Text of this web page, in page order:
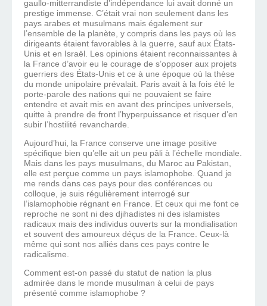
gaullo-mitterrandiste d’indépendance lui avait donné un
prestige immense. C’était vrai non seulement dans les
pays arabes et musulmans mais également sur
l’ensemble de la planète, y compris dans les pays où les
dirigeants étaient favorables à la guerre, sauf aux États-
Unis et en Israël­. Les opinions étaient reconnaissantes à
la France d’avoir eu le courage de s’opposer aux projets
guerriers des États-Unis et ce à une époque où la thèse
du monde unipolaire prévalait. Paris avait à la fois été le
porte-parole des nations qui ne pouvaient se faire
entendre et avait mis en avant des principes universels,
quitte à prendre de front l’hyperpuissance et risquer d’en
subir l’hostilité revancharde.
Aujourd’hui, la France conserve une image positive
spécifique bien qu’elle ait un peu pâli à l’échelle mondiale.
Mais dans les pays musulmans, du Maroc au Pakistan,
elle est perçue comme un pays islamophobe. Quand je
me rends dans ces pays pour des conférences ou
colloque, je suis régulièrement interrogé sur
l’islamophobie régnant en France. Et ceux qui me font ce
reproche ne sont ni des djihadistes ni des islamistes
radicaux mais des individus ouverts sur la mondialisation
et souvent des amoureux déçus de la France. Ceux-là
même qui sont nos alliés dans ces pays contre le
radicalisme.
Comment est-on passé du statut de nation la plus
admirée dans le monde musulman à celui de pays
présenté comme islamophobe ?